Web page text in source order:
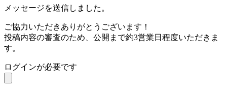
メッセージを送信しました。
ご協力いただきありがとうございます！
投稿内容の審査のため、公開まで約3営業日程度いただきま
す。
ログインが必要です